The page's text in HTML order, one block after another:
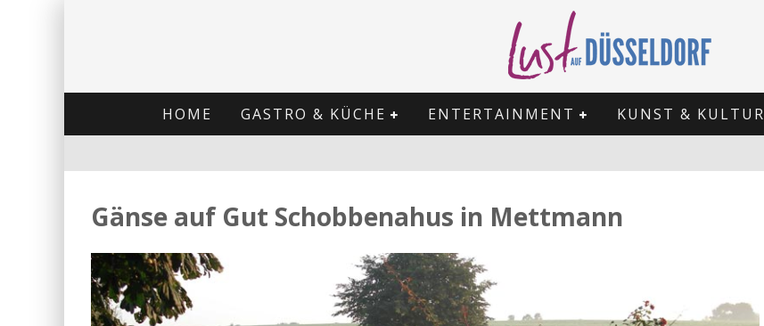
HOME GASTRO & KÜCHE ENTERTAINMENT KUNST & KULTUR
Gänse auf Gut Schobbenahus in Mettmann